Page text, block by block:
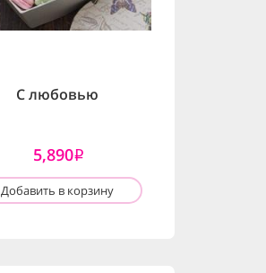
С любовью
5,890i
Добавить в корзину